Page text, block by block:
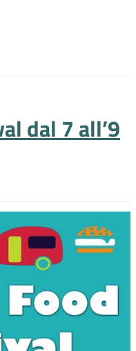
dal 7 all’9